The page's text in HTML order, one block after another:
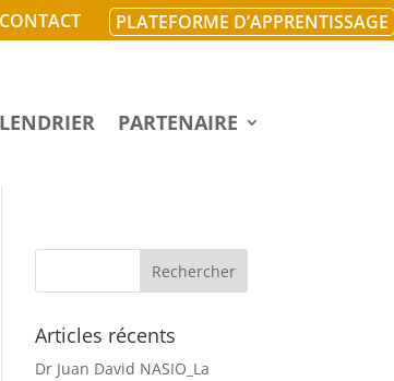
CONTACT PLATEFORME D’APPRENTISSAGE
PARTENAIRE
Articles récents
Dr Juan David NASIO_La